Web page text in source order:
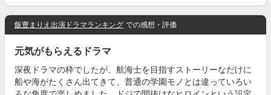
飯豊まりえ出演ドラマランキング での感想・評価
元気がもらえるドラマ
深夜ドラマの枠でしたが、航海士を目指すストーリーなだけに
船や海がたくさん出てきて、普通の学園モノとは違っていろい